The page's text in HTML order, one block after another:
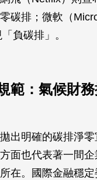
碳排；微軟（
負碳排」。
範：氣候財
出明確的碳排淨
面也代表著一間
在。國際金融穩